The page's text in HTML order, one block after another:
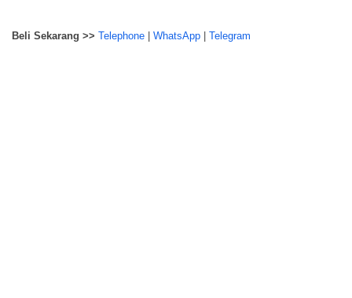
Beli Sekarang >> Telephone WhatsApp Telegram